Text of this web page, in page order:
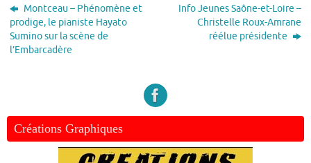
Montceau – Phénomène et
prodige, le pianiste Hayato
Sumino sur la scène de
l’Embarcadère
Info Jeunes Saône-et-Loire –
Christelle Roux-Amrane
réélue présidente
Créations Graphiques